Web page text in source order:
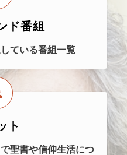
ド番組
ている番組一覧
ト
聖書や信仰生活につ